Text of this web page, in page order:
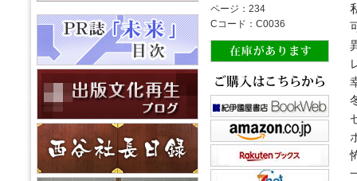
ページ：234
Cコード：C0036